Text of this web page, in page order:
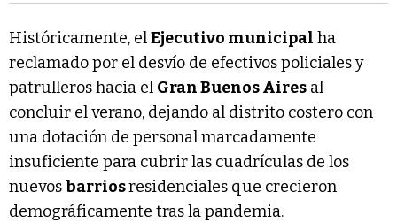
Históricamente, elEjecutivo municipal ha
reclamado por el desvío de efectivos policiales y
patrulleros hacia el Gran Buenos Aires al
concluir el verano, dejando al distrito costero con
una dotación de personal marcadamente
insuficiente para cubrir las cuadrículas de los
nuevosbarriosresidenciales que crecieron
demográficamente tras la pandemia.